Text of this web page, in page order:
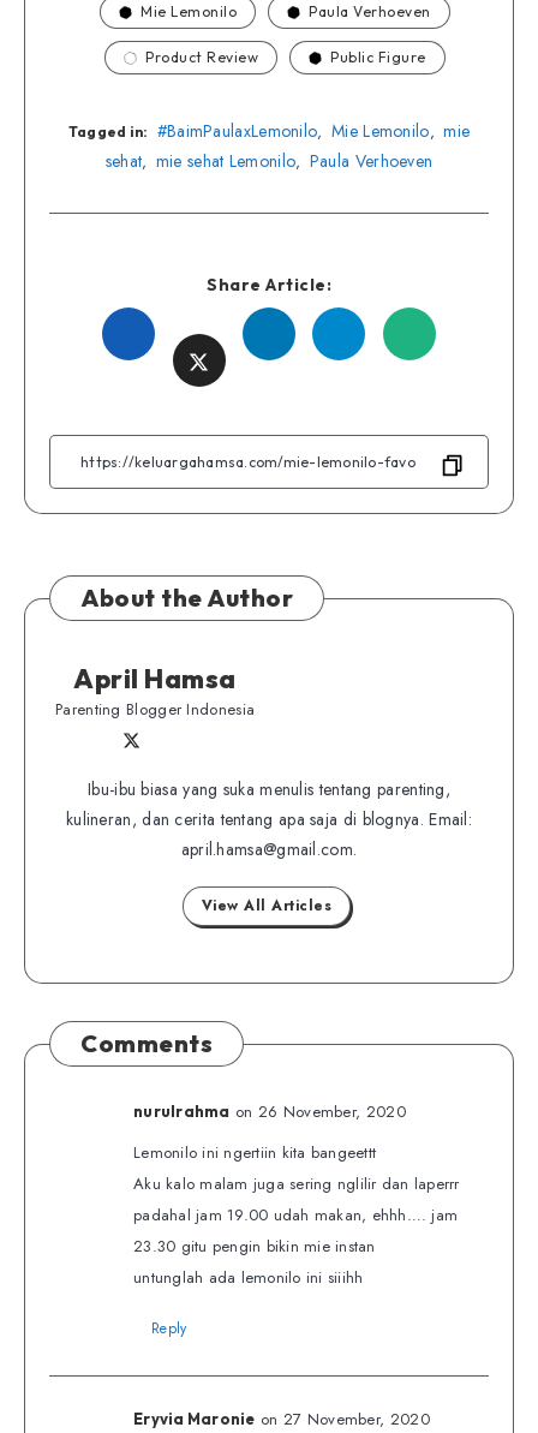
Mie Lemonilo Paula Verhoeven
Product Review Public Figure
Tagged in: #BaimPaulaxLemonilo, Mie Lemonilo, mie
sehat, mie sehat Lemonilo, Paula Verhoeven
Share Article:
Share
Facebook
Share
Twitter
Share
Linkedin
Share
Telegram
Share
WhatsApp
About the Author
April Hamsa
Parenting Blogger Indonesia
on
me
on
Facebook
Ibu-ibu biasa yang suka menulis tentang parenting,
kulineran, dan cerita tentang apa saja di blognya. Email:
april.hamsa@gmail.com.
View All Articles
Comments
nurulrahma on 26 November, 2020
Lemonilo ini ngertiin kita bangeettt
Aku kalo malam juga sering nglilir dan laperrr
padahal jam 19.00 udah makan, ehhh…. jam
23.30 gitu pengin bikin mie instan
untunglah ada lemonilo ini siiihh
Reply
Eryvia Maronie on 27 November, 2020